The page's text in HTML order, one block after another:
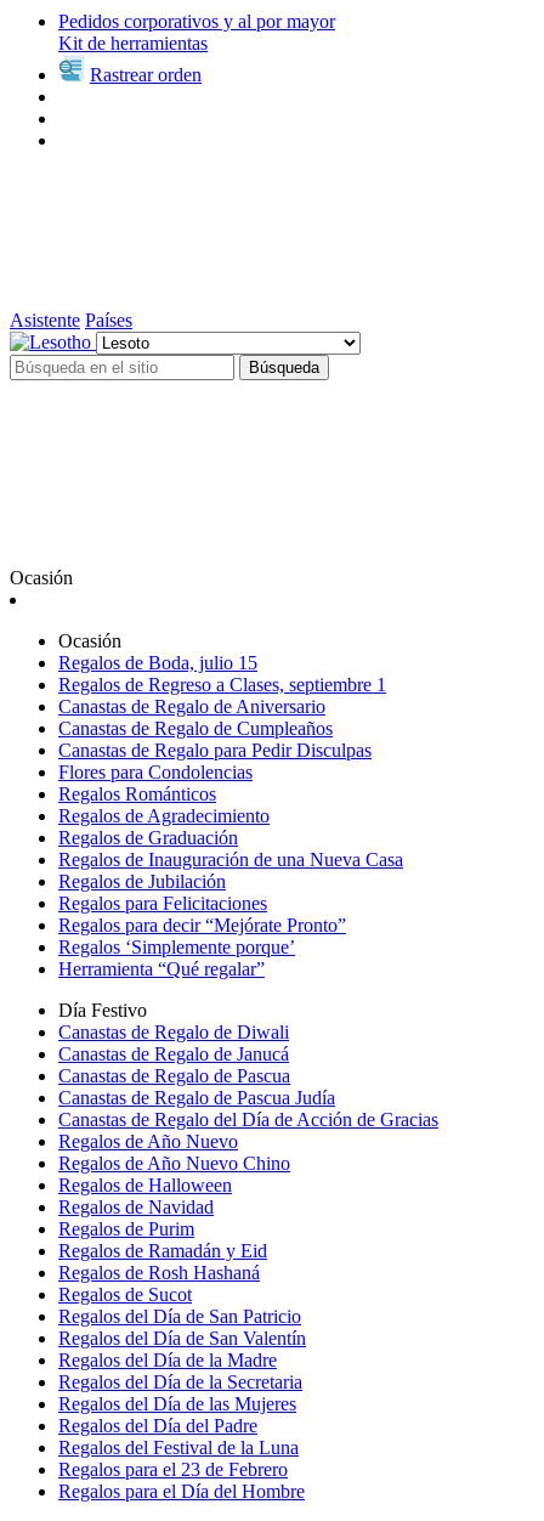
Pedidos corporativos y al por mayor
Kit de herramientas
Rastrear orden
Asistente Países
Búsqueda
Ocasión
Ocasión
Regalos de Boda, julio 15
Regalos de Regreso a Clases, septiembre 1
Canastas de Regalo de Aniversario
Canastas de Regalo de Cumpleaños
Canastas de Regalo para Pedir Disculpas
Flores para Condolencias
Regalos Románticos
Regalos de Agradecimiento
Regalos de Graduación
Regalos de Inauguración de una Nueva Casa
Regalos de Jubilación
Regalos para Felicitaciones
Regalos para decir “Mejórate Pronto”
Regalos ‘Simplemente porque’
Herramienta “Qué regalar”
Día Festivo
Canastas de Regalo de Diwali
Canastas de Regalo de Janucá
Canastas de Regalo de Pascua
Canastas de Regalo de Pascua Judía
Canastas de Regalo del Día de Acción de Gracias
Regalos de Año Nuevo
Regalos de Año Nuevo Chino
Regalos de Halloween
Regalos de Navidad
Regalos de Purim
Regalos de Ramadán y Eid
Regalos de Rosh Hashaná
Regalos de Sucot
Regalos del Día de San Patricio
Regalos del Día de San Valentín
Regalos del Día de la Madre
Regalos del Día de la Secretaria
Regalos del Día de las Mujeres
Regalos del Día del Padre
Regalos del Festival de la Luna
Regalos para el 23 de Febrero
Regalos para el Día del Hombre